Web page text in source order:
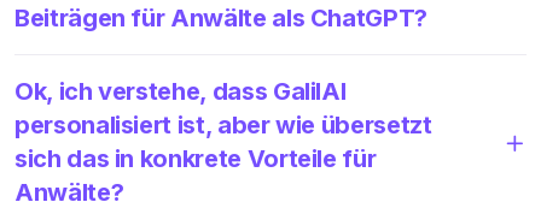
Beiträgen für Anwälte als ChatGPT?
Ok, ich verstehe, dass GalilAI
personalisiert ist, aber wie übersetzt
sich das in konkrete Vorteile für
Anwälte?